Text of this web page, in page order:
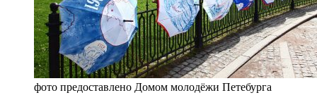
фото предоставлено Домом молодёжи Петебурга